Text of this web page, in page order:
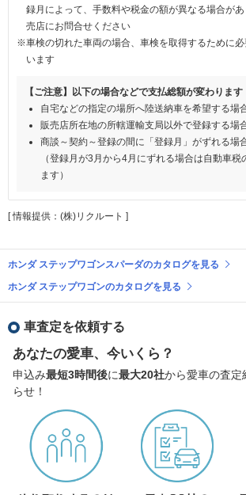
録月によって、手数料や税金の額が異なる場合が
売店にお問合せください
※車検の切れた車両の場合、車検を取得するために
います
【ご注意】以下の場合などで支払総額が変わります
自宅などの指定の場所へ陸送納車を希望する場
販売店所在地の所轄運輸支局以外で登録する場
商談～契約～登録の間に「登録月」がずれる場
（登録月が3月から4月にずれる場合は自動車税
ます）
[ 情報提供：(株)リクルート ]
ホンダ ステップワゴンスパーダのカタログを見る
ホンダ ステップワゴンのカタログを見る
車査定を依頼する
あなたの愛車、今いくら？
申込み最短3時間後に最大20社から愛車の査定
らせ！